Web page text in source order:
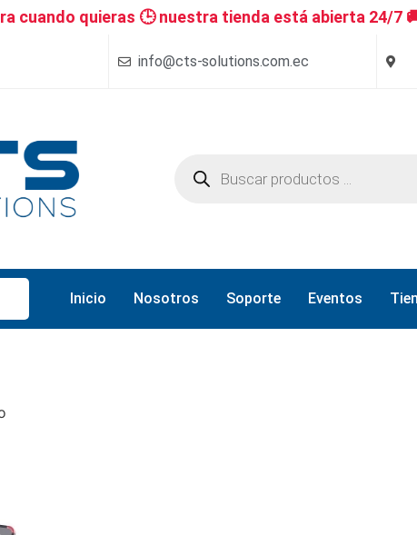
cuando quieras 🕒 nuestra tienda está abierta 24/7
info@cts-solutions.com.ec
Inicio Nosotros Soporte Eventos